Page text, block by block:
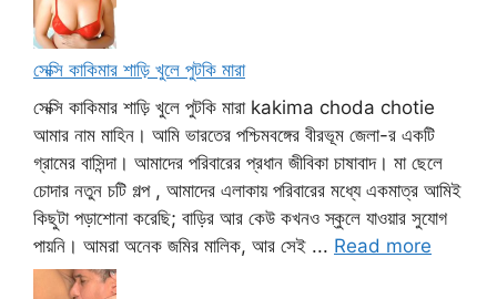
সেক্সি কাকিমার শাড়ি খুলে পুটকি মারা
সেক্সি কাকিমার শাড়ি খুলে পুটকি মারা kakima choda chotie
আমার নাম মাহিন। আমি ভারতের পশ্চিমবঙ্গের বীরভূম জেলা-র একটি
গ্রামের বাসিন্দা। আমাদের পরিবারের প্রধান জীবিকা চাষাবাদ। মা ছেলে
চোদার নতুন চটি গল্প , আমাদের এলাকায় পরিবারের মধ্যে একমাত্র আমিই
কিছুটা পড়াশোনা করেছি; বাড়ির আর কেউ কখনও স্কুলে যাওয়ার সুযোগ
পায়নি। আমরা অনেক জমির মালিক, আর সেই ... Read more